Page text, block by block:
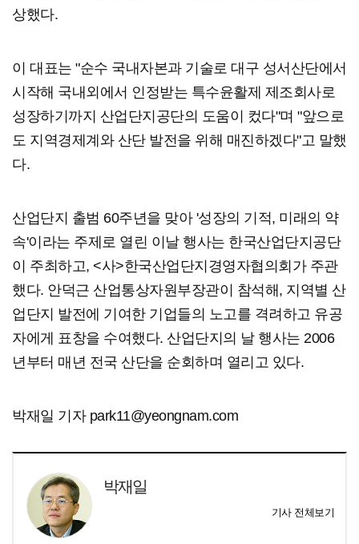
상했다.
이 대표는 "순수 국내자본과 기술로 대구 성서산단에서
시작해 국내외에서 인정받는 특수윤활제 제조회사로
성장하기까지 산업단지공단의 도움이 컸다"며 "앞으로
도 지역경제계와 산단 발전을 위해 매진하겠다"고 말했
다.
산업단지 출범 60주년을 맞아 '성장의 기적, 미래의 약
속'이라는 주제로 열린 이날 행사는 한국산업단지공단
이 주최하고, <사>한국산업단지경영자협의회가 주관
했다. 안덕근 산업통상자원부장관이 참석해, 지역별 산
업단지 발전에 기여한 기업들의 노고를 격려하고 유공
자에게 표창을 수여했다. 산업단지의 날 행사는 2006
년부터 매년 전국 산단을 순회하며 열리고 있다.
박재일 기자 park11@yeongnam.com
박재일
기사 전체보기